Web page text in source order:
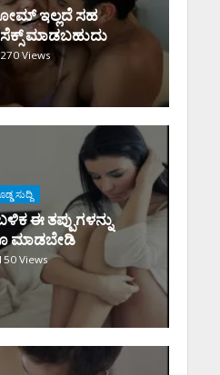
ಇಲ್ಲದೆ ಸಹ
ಸೆಕ್ಸ್‌ ಮಾಡಬಹುದು
Views
ಸುದ್ದಿ
ಈ ತಪ್ಪುಗಳನ್ನು
ಮಾಡಬೇಡಿ
Views